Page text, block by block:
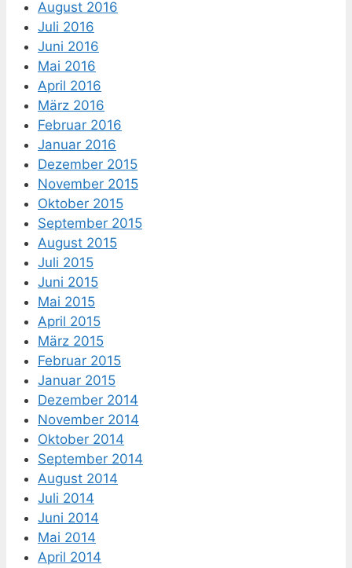
August 2016
Juli 2016
Juni 2016
Mai 2016
April 2016
März 2016
Februar 2016
Januar 2016
Dezember 2015
November 2015
Oktober 2015
September 2015
August 2015
Juli 2015
Juni 2015
Mai 2015
April 2015
März 2015
Februar 2015
Januar 2015
Dezember 2014
November 2014
Oktober 2014
September 2014
August 2014
Juli 2014
Juni 2014
Mai 2014
April 2014